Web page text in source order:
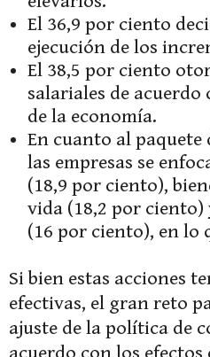
El 36,9 por ciento
ejecución de los
El 38,5 por ciento
salariales de
de la economía.
En cuanto al paquete
las empresas se
(18,9 por ciento),
vida (18,2 por
(16 por ciento), en lo
Si bien estas acciones
efectivas, el gran reto
ajuste de la política de